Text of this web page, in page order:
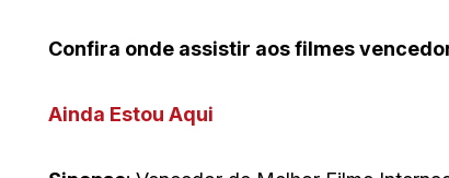
Confira onde assistir aos filmes
Ainda Estou Aqui